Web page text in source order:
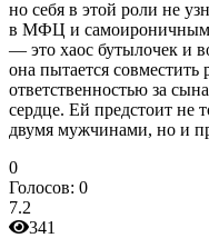
но себя в этой роли не
в МФЦ и
— это хаос бутылочек и
она пытается
ответственностью за
сердце. Ей предстоит не
двумя мужчинами, но и
0
Голосов: 0
7.2
341